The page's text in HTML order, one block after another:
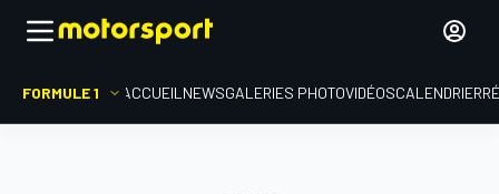
FORMULE 1 ACCUEIL NEWSGALERIES PHOTOVIDÉOSCALENDRIER